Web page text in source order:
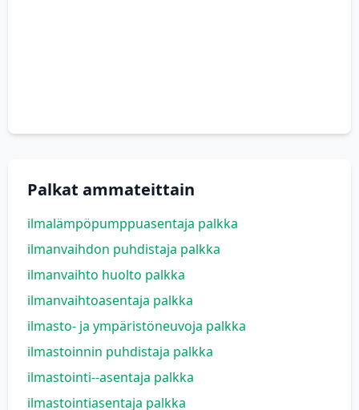
Palkat ammateittain
ilmalämpöpumppuasentaja palkka
ilmanvaihdon puhdistaja palkka
ilmanvaihto huolto palkka
ilmanvaihtoasentaja palkka
ilmasto- ja ympäristöneuvoja palkka
ilmastoinnin puhdistaja palkka
ilmastointi--asentaja palkka
ilmastointiasentaja palkka